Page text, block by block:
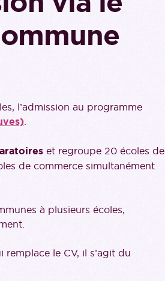
l’admission au programme
.
s et regroupe 20 écoles de
de commerce simultanément
à plusieurs écoles,
remplace le CV, il s’agit du